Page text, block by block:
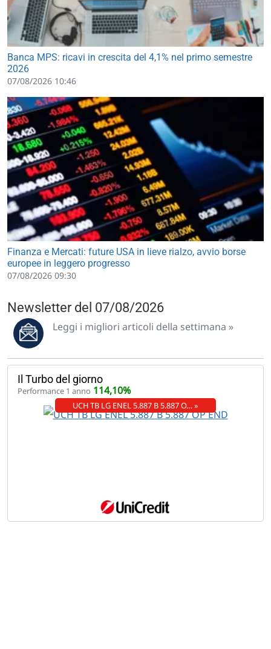
Banca MPS: ricavi in crescita del 4,1% nel primo semestre
2026
07/08/2026 10:46
Finanza e Mercati: future USA in lieve rialzo, avvio borse
europee in leggero progresso
07/08/2026 09:30
Newsletter del 07/08/2026
Leggi i migliori articoli della settimana »
Il Turbo del giorno
Performance 1 anno 114,10%
UCH TB LG ENEL 5.887 B 5.887 O… »